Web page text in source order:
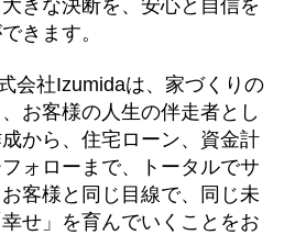
大きな決断を、安心と自信を
きます。
会社Izumidaは、家づくりの
お客様の人生の伴走者とし
から、住宅ローン、資金計
ォローまで、トータルでサ
客様と同じ目線で、同じ未
せ」を育んでいくことをお